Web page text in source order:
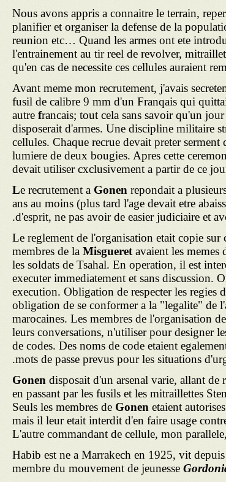
Nous avons appris a connaitre le terrain,
planifier et organiser la defense de la
reunion etc… Quand les armes ont ete
l'entrainement au tir reel de revolver,
qu'en cas de necessite ces cellules auraient
Avant meme mon recrutement, j'avais
fusil de calibre 9 mm d'un Franqais qui
autre francais; tout cela sans savoir qu'un
disposerait d'armes. Une discipline militaire
cellules. Chaque recrue devait preter serment
lumiere de deux bougies. Apres cette
devait utiliser cxclusivement a partir de ce
Le recrutement a Gonen repondait a
ans au moins (plus tard l'age devait etre
d'esprit, ne pas avoir de easier judiciaire et
Le reglement de l'organisation etait copie sur
membres de la Misgueret avaient les memes
les soldats de Tsahal. En operation, il est
executer immediatement et sans discussion.
execution. Obligation de respecter les regies
obligation de se conformer a la "legalite" de
marocaines. Les membres de l'organisation
leurs conversations, n'utiliser pour designer
de codes. Des noms de code etaient
mots de passe prevus pour les situations
Gonen disposait d'un arsenal varie, allant
en passant par les fusils et les mitraillettes
Seuls les membres de Gonen etaient
mais il leur etait interdit d'en faire usage
L'autre commandant de cellule, mon
Habib est ne a Marrakech en 1925, vit
membre du mouvement de jeunesse